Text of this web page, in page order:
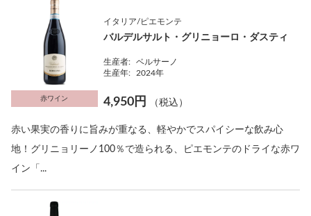
赤ワイン
イタリア/ピエモンテ
バルデルサルト・グリニョーロ・ダスティ
生産者:
ベルサーノ
生産年:
2024年
4,950円 （税込）
赤い果実の香りに旨みが重なる、軽やかでスパイシーな飲み心
地！グリニョリーノ100％で造られる、ピエモンテのドライな赤ワ
イン「...